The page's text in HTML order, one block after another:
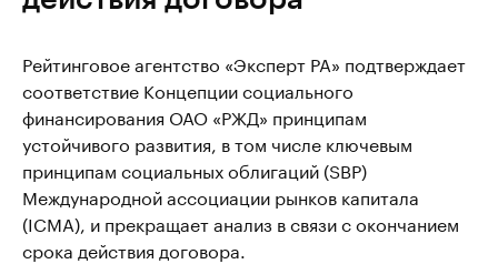
Рейтинговое агентство «Эксперт РА» подтверждает
соответствие Концепции социального
финансирования ОАО «РЖД» принципам
устойчивого развития, в том числе ключевым
принципам социальных облигаций (SBP)
Международной ассоциации рынков капитала
(ICMA), и прекращает анализ в связи с окончанием
срока действия договора.